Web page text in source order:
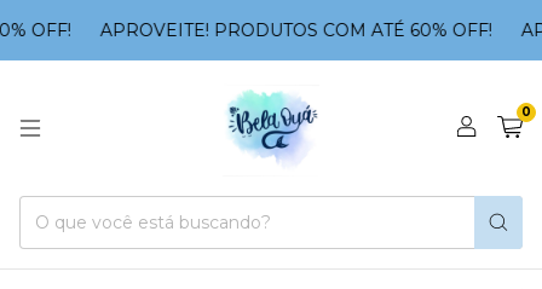
OFF! APROVEITE! PRODUTOS COM ATÉ 60% OFF!
0